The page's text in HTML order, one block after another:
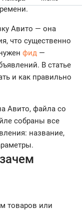
Авито — она
что существенно
фид —
В статье
и как правильно
товаров или